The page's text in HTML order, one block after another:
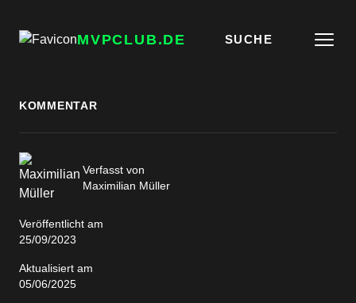
MVPCLUB.DE SUCHE
KOMMENTAR
Verfasst von
Maximilian Müller
Veröffentlicht am
25/09/2023
Aktualisiert am
05/06/2025